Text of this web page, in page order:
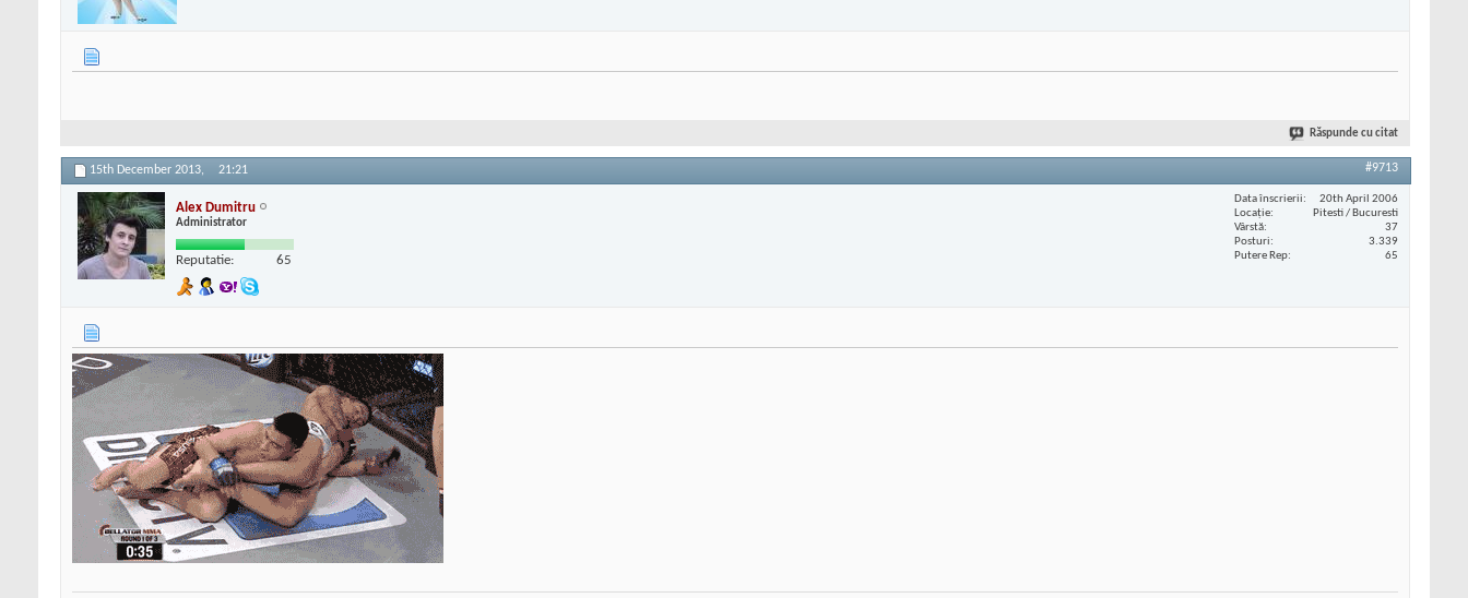
Răspunde cu citat
15th December 2013, 21:21 #9713
Alex Dumitru
Administrator
Reputatie: 65
Data înscrierii
20th April 2006
Locaţie
Pitesti / Bucuresti
Vârstă
37
Posturi
3.339
Putere Rep
65